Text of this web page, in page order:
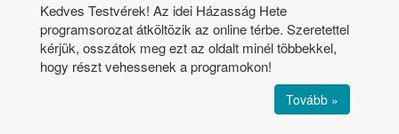
Kedves Testvérek! Az idei Házasság Hete
programsorozat átköltözik az online térbe. Szeretettel
kérjük, osszátok meg ezt az oldalt minél többekkel,
hogy részt vehessenek a programokon!
Tovább »